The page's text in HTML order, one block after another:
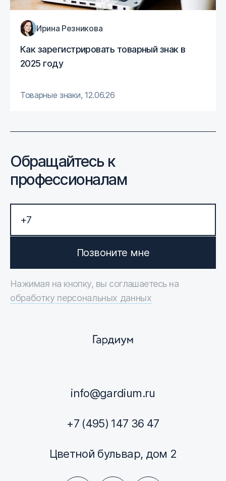
Как зарегистрировать товарный знак в
2025 году
Ирина Резникова
Товарные знаки, 12.06.26
Обращайтесь к
профессионалам
Позвоните мне
Нажимая на кнопку, вы соглашаетесь на
обработку персональных данных
info@gardium.ru
+7 (495) 147 36 47
Цветной бульвар, дом 2